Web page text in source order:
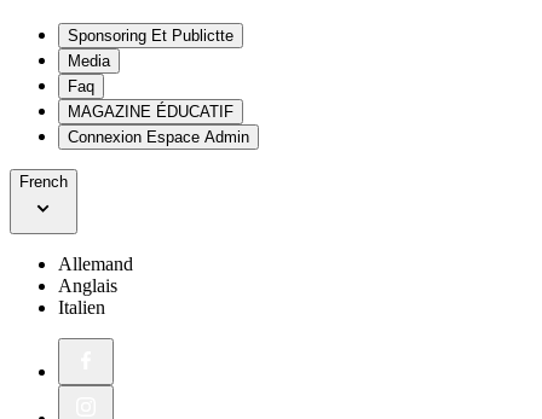
Sponsoring Et Publictte
Media
Faq
MAGAZINE ÉDUCATIF
Connexion Espace Admin
French
Allemand
Anglais
Italien